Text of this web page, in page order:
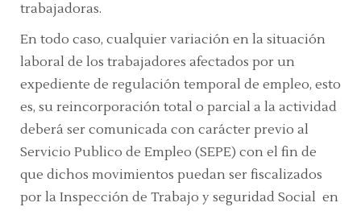
trabajadoras.
En todo caso, cualquier variación en la situación
laboral de los trabajadores afectados por un
expediente de regulación temporal de empleo, esto
es, su reincorporación total o parcial a la actividad
deberá ser comunicada con carácter previo al
Servicio Publico de Empleo (SEPE) con el fin de
que dichos movimientos puedan ser fiscalizados
por la Inspección de Trabajo y seguridad Social en